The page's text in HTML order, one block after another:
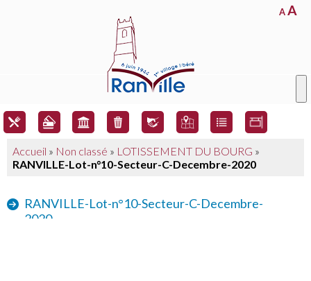
AA
Accueil » Non classé » LOTISSEMENT DU BOURG »
RANVILLE-Lot-n°10-Secteur-C-Decembre-2020
RANVILLE-Lot-n°10-Secteur-C-Decembre-
2020